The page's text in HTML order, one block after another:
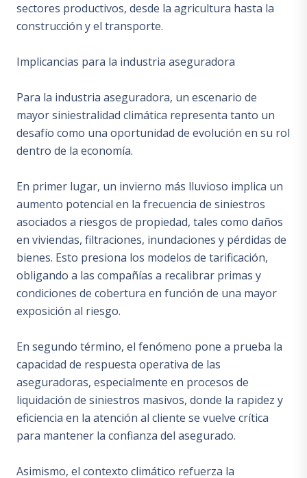
sectores productivos, desde la agricultura hasta la
construcción y el transporte.
Implicancias para la industria aseguradora
Para la industria aseguradora, un escenario de
mayor siniestralidad climática representa tanto un
desafío como una oportunidad de evolución en su rol
dentro de la economía.
En primer lugar, un invierno más lluvioso implica un
aumento potencial en la frecuencia de siniestros
asociados a riesgos de propiedad, tales como daños
en viviendas, filtraciones, inundaciones y pérdidas de
bienes. Esto presiona los modelos de tarificación,
obligando a las compañías a recalibrar primas y
condiciones de cobertura en función de una mayor
exposición al riesgo.
En segundo término, el fenómeno pone a prueba la
capacidad de respuesta operativa de las
aseguradoras, especialmente en procesos de
liquidación de siniestros masivos, donde la rapidez y
eficiencia en la atención al cliente se vuelve crítica
para mantener la confianza del asegurado.
Asimismo, el contexto climático refuerza la